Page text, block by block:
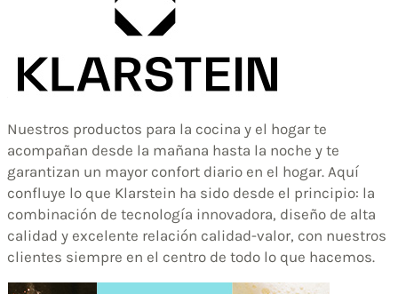
Nuestros productos para la cocina y el hogar te
acompañan desde la mañana hasta la noche y te
garantizan un mayor confort diario en el hogar. Aquí
confluye lo que Klarstein ha sido desde el principio: la
combinación de tecnología innovadora, diseño de alta
calidad y excelente relación calidad-valor, con nuestros
clientes siempre en el centro de todo lo que hacemos.